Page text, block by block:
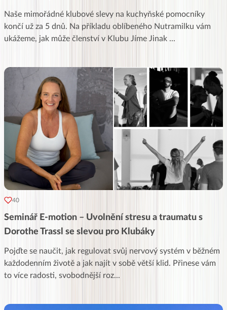
Naše mimořádné klubové slevy na kuchyňské pomocníky
končí už za 5 dnů. Na příkladu oblíbeného Nutramilku vám
ukážeme, jak může členství v Klubu Jíme Jinak ...
40
Seminář E-motion – Uvolnění stresu a traumatu s
Dorothe Trassl se slevou pro Klubáky
Pojďte se naučit, jak regulovat svůj nervový systém v běžném
každodenním životě a jak najít v sobě větší klid. Přinese vám
to více radosti, svobodnější roz...